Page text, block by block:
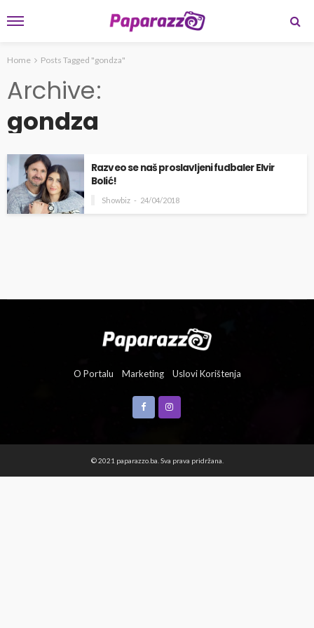
Home Posts Tagged "gondza"
Archive
gondza
Razveo se naš proslavljeni fudbaler Elvir
Bolić!
Showbiz 24/04/2018
O Portalu Marketing Uslovi Korištenja
© 2021 paparazzo.ba. Sva prava pridržana.